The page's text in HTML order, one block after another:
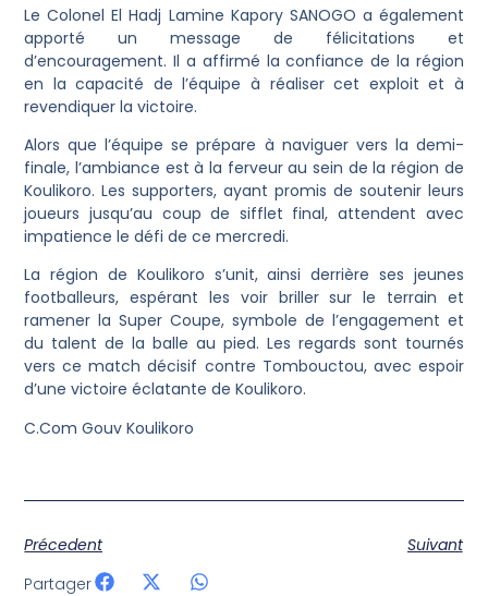
Le Colonel El Hadj Lamine Kapory SANOGO a également
apporté un message de félicitations et
d’encouragement. Il a affirmé la confiance de la région
en la capacité de l’équipe à réaliser cet exploit et à
revendiquer la victoire.
Alors que l’équipe se prépare à naviguer vers la demi-
finale, l’ambiance est à la ferveur au sein de la région de
Koulikoro. Les supporters, ayant promis de soutenir leurs
joueurs jusqu’au coup de sifflet final, attendent avec
impatience le défi de ce mercredi.
La région de Koulikoro s’unit, ainsi derrière ses jeunes
footballeurs, espérant les voir briller sur le terrain et
ramener la Super Coupe, symbole de l’engagement et
du talent de la balle au pied. Les regards sont tournés
vers ce match décisif contre Tombouctou, avec espoir
d’une victoire éclatante de Koulikoro.
C.Com Gouv Koulikoro
Précedent
Suivant
Partager